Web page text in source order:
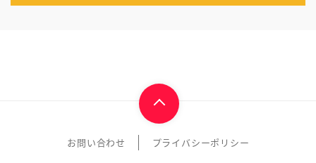
お問い合わせ プライバシーポリシー